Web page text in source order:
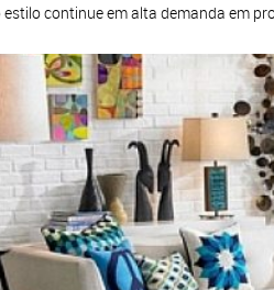
continue em alta demanda em